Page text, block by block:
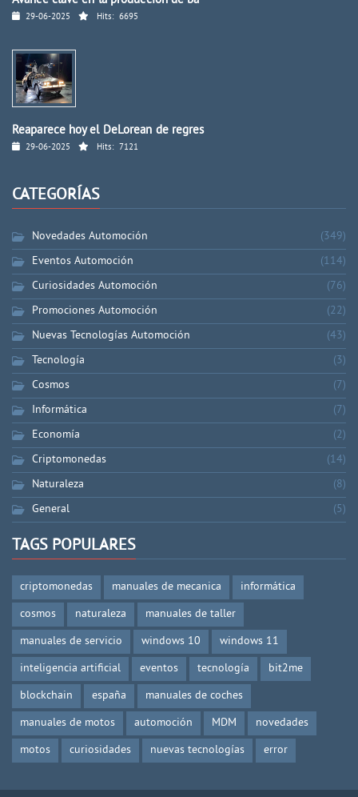
29-06-2025 Hits: 6695
Reaparece hoy el DeLorean de regres
29-06-2025 Hits: 7121
CATEGORÍAS
Novedades Automoción
(349)
Eventos Automoción
(114)
Curiosidades Automoción
(76)
Promociones Automoción
(22)
Nuevas Tecnologías Automoción
(43)
Tecnología
(3)
Cosmos
(7)
Informática
(7)
Economía
(2)
Criptomonedas
(14)
Naturaleza
(8)
General
(5)
TAGS POPULARES
criptomonedas manuales de mecanica
informática
cosmos
naturaleza
manuales de taller
manuales de servicio
windows 10
windows 11
inteligencia artificial
eventos tecnología
bit2me
blockchain
españa
manuales de coches
manuales de motos
automoción MDM
novedades
motos
curiosidades nuevas tecnologías error